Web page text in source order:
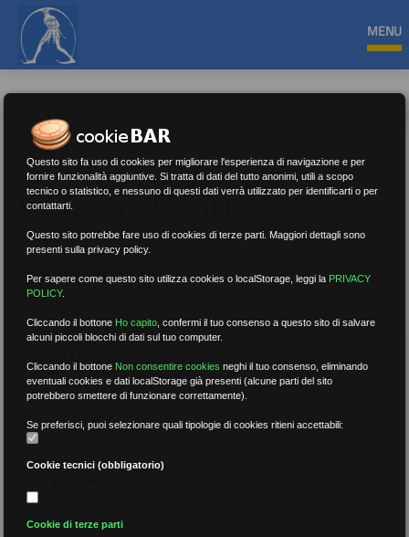
MENU
Servizi per gli iscritti
Nessun risultato.Rimuovi filtri
per data
Questo sito fa uso di cookies per migliorare l'esperienza di navigazione e per
fornire funzionalità aggiuntive. Si tratta di dati del tutto anonimi, utili a scopo
tecnico o statistico, e nessuno di questi dati verrà utilizzato per identificarti o per
contattarti.
Questo sito potrebbe fare uso di cookies di terze parti. Maggiori dettagli sono
presenti sulla privacy policy.
Per sapere come questo sito utilizza cookies o localStorage, leggi la PRIVACY
POLICY.
Cliccando il bottone Ho capito ,confermi il tuo consenso a questo sito di salvare
alcuni piccoli blocchi di dati sul tuo computer.
Cliccando il bottone Non consentire cookies neghi il tuo consenso, eliminando
eventuali cookies e dati localStorage già presenti (alcune parti del sito
potrebbero smettere di funzionare correttamente).
Se preferisci, puoi selezionare quali tipologie di cookies ritieni accettabili:
Cookie tecnici (obbligatorio)
Cookie di terze parti